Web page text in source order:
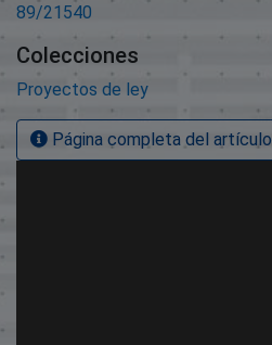
89/21540
Colecciones
Proyectos de ley
Página completa del artículo